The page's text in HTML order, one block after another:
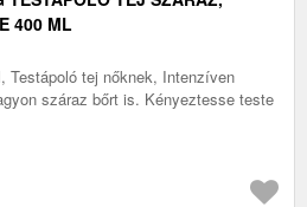
400 ML
Testápoló tej nőknek, Intenzíven
száraz bőrt is. Kényeztesse teste